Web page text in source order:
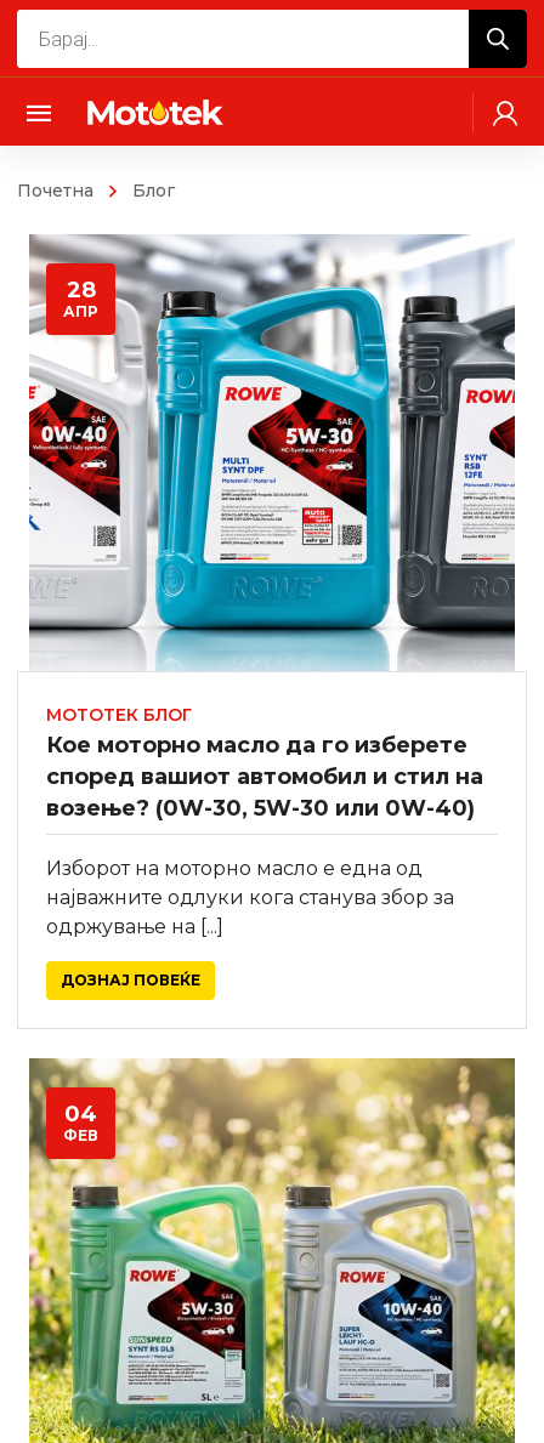
Почетна Блог
28
АПР
МОТОТЕК БЛОГ
Кое моторно масло да го изберете
според вашиот автомобил и стил на
возење? (0W-30, 5W-30 или 0W-40)
Изборот на моторно масло е една од
најважните одлуки кога станува збор за
одржување на [...]
ДОЗНАЈ ПОВЕЌЕ
04
ФЕВ